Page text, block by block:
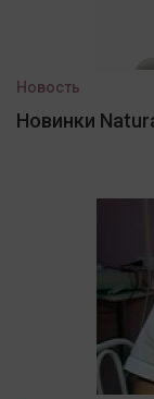
Новость
Новинки